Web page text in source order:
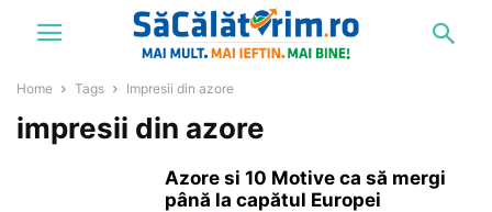
Home Tags Impresii din azore
impresii din azore
Azore si 10 Motive ca să mergi
până la capătul Europei